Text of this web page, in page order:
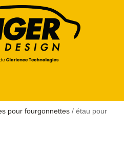
pour fourgonnettes / étau pour